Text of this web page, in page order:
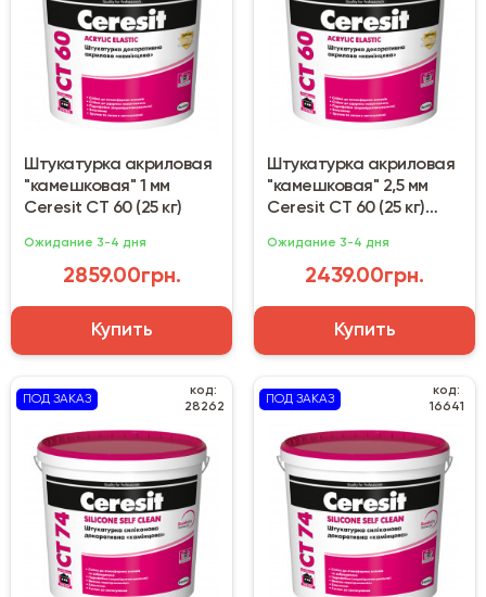
Штукатурка акриловая
"камешковая" 1 мм
Ceresit CT 60 (25 кг)
Ожидание 3-4 дня
2859.00грн.
Купить
Штукатурка акриловая
"камешковая" 2,5 мм
Ceresit CT 60 (25 кг)
Ожидание 3-4 дня
2439.00грн.
Купить
ПОД ЗАКАЗ
код:
28262
ПОД ЗАКАЗ
код:
16641